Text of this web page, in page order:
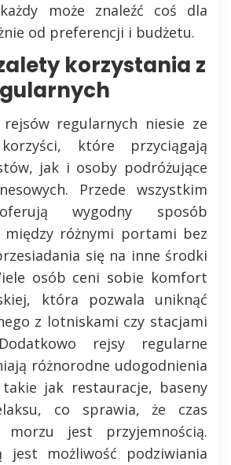
może znaleźć coś dla
od preferencji i budżetu.
korzystania z
regularnych niesie ze
które przyciągają
jak i osoby podróżujące
Przede wszystkim
wygodny sposób
między różnymi portami bez
się na inne środki
osób ceni sobie komfort
która pozwala uniknąć
z lotniskami czy stacjami
rejsy regularne
różnorodne udogodnienia
takie jak restauracje, baseny
co sprawia, że czas
morzu jest przyjemnością.
jest możliwość podziwiania